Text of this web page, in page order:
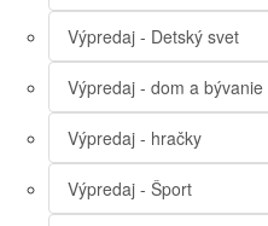
Výpredaj - Detský svet
Výpredaj - dom a bývanie
Výpredaj - hračky
Výpredaj - Šport